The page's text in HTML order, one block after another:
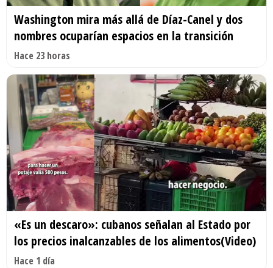
Washington mira más allá de Díaz-Canel y dos
nombres ocuparían espacios en la transición
Hace 23 horas
«Es un descaro»: cubanos señalan al Estado por
los precios inalcanzables de los alimentos(Video)
Hace 1 día